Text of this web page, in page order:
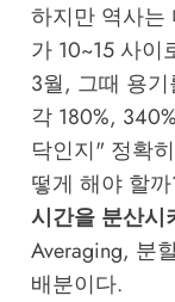
하지만 역사는
가 10~15 사이
3월, 그때 용
각 180%,
닥인지" 정확
떻게 해야 할
시간을 분산시
Averaging, 분
배분이다.